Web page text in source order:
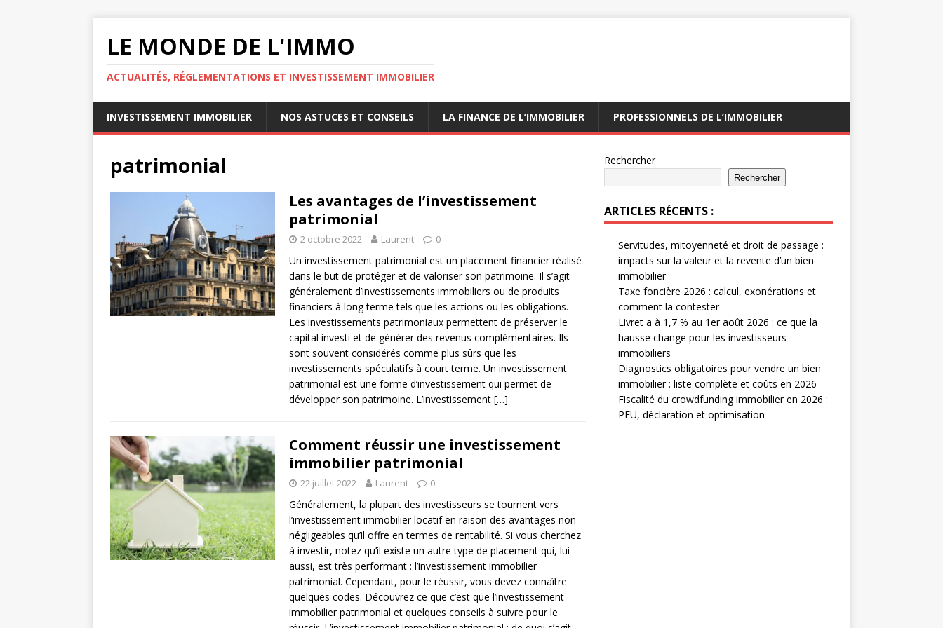
LE MONDE DE L'IMMO
ACTUALITÉS, RÉGLEMENTATIONS ET INVESTISSEMENT IMMOBILIER
INVESTISSEMENT IMMOBILIER NOS ASTUCES ET CONSEILS LA FINANCE DE L’IMMOBILIER PROFESSIONNELS DE L’IMMOBILIER
patrimonial
Les avantages de l’investissement
patrimonial
2 octobre 2022 Laurent 0
Un investissement patrimonial est un placement financier réalisé
dans le but de protéger et de valoriser son patrimoine. Il s’agit
généralement d’investissements immobiliers ou de produits
financiers à long terme tels que les actions ou les obligations.
Les investissements patrimoniaux permettent de préserver le
capital investi et de générer des revenus complémentaires. Ils
sont souvent considérés comme plus sûrs que les
investissements spéculatifs à court terme. Un investissement
patrimonial est une forme d’investissement qui permet de
développer son patrimoine. L’investissement […]
Comment réussir une investissement
immobilier patrimonial
22 juillet 2022 Laurent 0
Généralement, la plupart des investisseurs se tournent vers
l’investissement immobilier locatif en raison des avantages non
négligeables qu’il offre en termes de rentabilité. Si vous cherchez
à investir, notez qu’il existe un autre type de placement qui, lui
aussi, est très performant : l’investissement immobilier
patrimonial. Cependant, pour le réussir, vous devez connaître
quelques codes. Découvrez ce que c’est que l’investissement
immobilier patrimonial et quelques conseils à suivre pour le
Rechercher
Rechercher
ARTICLES RÉCENTS :
Servitudes, mitoyenneté et droit de passage :
impacts sur la valeur et la revente d’un bien
immobilier
Taxe foncière 2026 : calcul, exonérations et
comment la contester
Livret a à 1,7 % au 1er août 2026 : ce que la
hausse change pour les investisseurs
immobiliers
Diagnostics obligatoires pour vendre un bien
immobilier : liste complète et coûts en 2026
Fiscalité du crowdfunding immobilier en 2026 :
PFU, déclaration et optimisation